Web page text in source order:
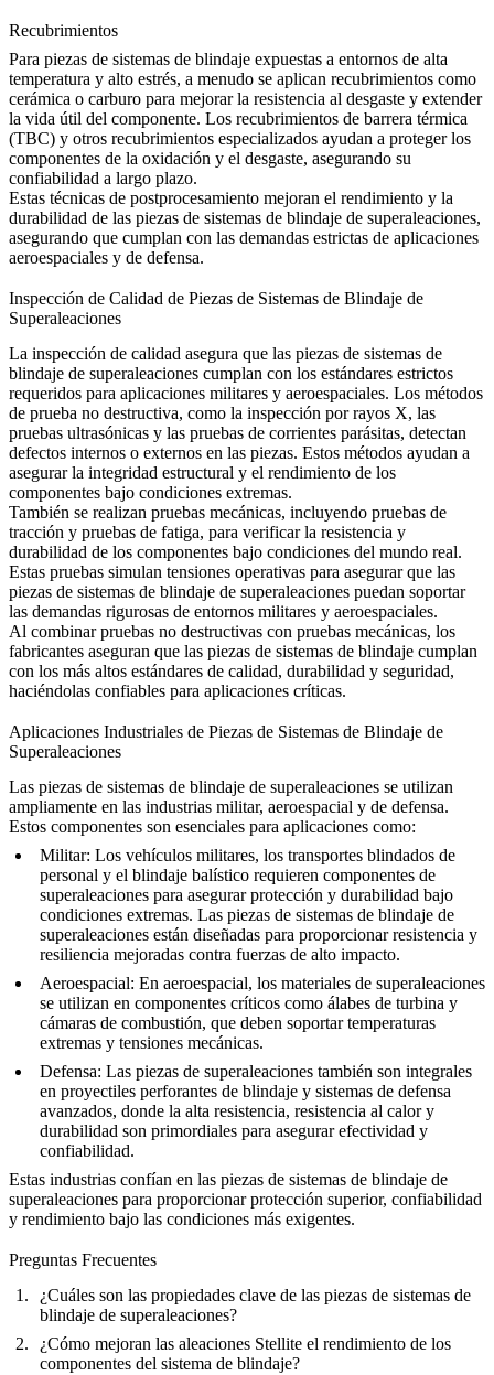
Recubrimientos
Para piezas de sistemas de blindaje expuestas a entornos de alta
temperatura y alto estrés, a menudo se aplican recubrimientos como
cerámica o carburo para mejorar la resistencia al desgaste y extender
la vida útil del componente. Los recubrimientos de barrera térmica
(TBC) y otros recubrimientos especializados ayudan a proteger los
componentes de la oxidación y el desgaste, asegurando su
confiabilidad a largo plazo.
Estas técnicas de postprocesamiento mejoran el rendimiento y la
durabilidad de las piezas de sistemas de blindaje de superaleaciones,
asegurando que cumplan con las demandas estrictas de aplicaciones
aeroespaciales y de defensa.
Inspección de Calidad de Piezas de Sistemas de Blindaje de
Superaleaciones
La inspección de calidad asegura que las piezas de sistemas de
blindaje de superaleaciones cumplan con los estándares estrictos
requeridos para aplicaciones militares y aeroespaciales. Los métodos
de prueba no destructiva, como la inspección por rayos X, las
pruebas ultrasónicas y las pruebas de corrientes parásitas, detectan
defectos internos o externos en las piezas. Estos métodos ayudan a
asegurar la integridad estructural y el rendimiento de los
componentes bajo condiciones extremas.
También se realizan pruebas mecánicas, incluyendo pruebas de
tracción y pruebas de fatiga, para verificar la resistencia y
durabilidad de los componentes bajo condiciones del mundo real.
Estas pruebas simulan tensiones operativas para asegurar que las
piezas de sistemas de blindaje de superaleaciones puedan soportar
las demandas rigurosas de entornos militares y aeroespaciales.
Al combinar pruebas no destructivas con pruebas mecánicas, los
fabricantes aseguran que las piezas de sistemas de blindaje cumplan
con los más altos estándares de calidad, durabilidad y seguridad,
haciéndolas confiables para aplicaciones críticas.
Aplicaciones Industriales de Piezas de Sistemas de Blindaje de
Superaleaciones
Las piezas de sistemas de blindaje de superaleaciones se utilizan
ampliamente en las industrias militar, aeroespacial y de defensa.
Estos componentes son esenciales para aplicaciones como:
Militar: Los vehículos militares, los transportes blindados de
personal y el blindaje balístico requieren componentes de
superaleaciones para asegurar protección y durabilidad bajo
condiciones extremas. Las piezas de sistemas de blindaje de
superaleaciones están diseñadas para proporcionar resistencia y
resiliencia mejoradas contra fuerzas de alto impacto.
Aeroespacial: En aeroespacial, los materiales de superaleaciones
se utilizan en componentes críticos como álabes de turbina y
cámaras de combustión, que deben soportar temperaturas
extremas y tensiones mecánicas.
Defensa: Las piezas de superaleaciones también son integrales
en proyectiles perforantes de blindaje y sistemas de defensa
avanzados, donde la alta resistencia, resistencia al calor y
durabilidad son primordiales para asegurar efectividad y
confiabilidad.
Estas industrias confían en las piezas de sistemas de blindaje de
superaleaciones para proporcionar protección superior, confiabilidad
y rendimiento bajo las condiciones más exigentes.
Preguntas Frecuentes
¿Cuáles son las propiedades clave de las piezas de sistemas de
blindaje de superaleaciones?
¿Cómo mejoran las aleaciones Stellite el rendimiento de los
componentes del sistema de blindaje?